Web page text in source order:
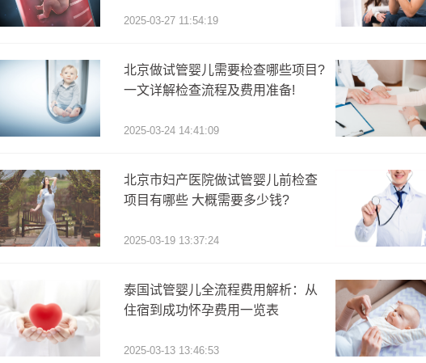
2025-03-27 11:54:19
北京做试管婴儿需要检查哪些项目?
一文详解检查流程及费用准备!
2025-03-24 14:41:09
北京市妇产医院做试管婴儿前检查
项目有哪些 大概需要多少钱?
2025-03-19 13:37:24
泰国试管婴儿全流程费用解析：从
住宿到成功怀孕费用一览表
2025-03-13 13:46:53